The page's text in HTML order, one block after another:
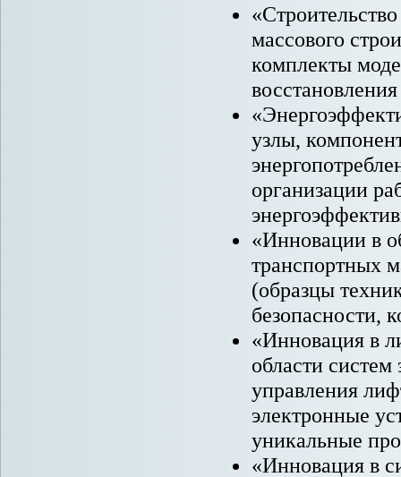
массового
комплекты
узлы,
организации
«Инновации в
транспортных
(образцы
безопасности,
«Инновация в
области
управления
электронные
уникальные
«Инновация в